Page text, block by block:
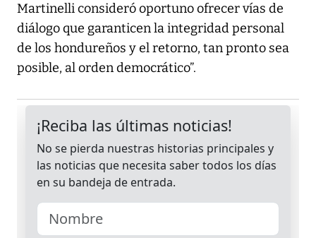
Martinelli consideró oportuno ofrecer vías de
diálogo que garanticen la integridad personal
de los hondureños y el retorno, tan pronto sea
posible, al orden democrático”.